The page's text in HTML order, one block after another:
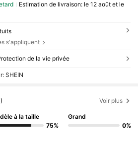
Estimation de livraison: le 12 août et le
s'appliquent
de la vie privée
SHEIN
Voir plus
à la taille
75%
Grand
0%